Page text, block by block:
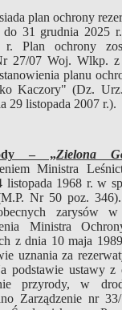
plan ochrony
31 grudnia 2025
r. Plan ochrony
27/07 Woj. Wlkp.
planu
Kaczory" (Dz.
29 listopada 2007 r.).
– „Zielona
Ministra
listopada 1968 r. w
Nr 50 poz. 346).
zarysów
Ministra
z dnia 10 maja
uznania za
podstawie ustawy z
przyrody, w
Zarządzenie nr